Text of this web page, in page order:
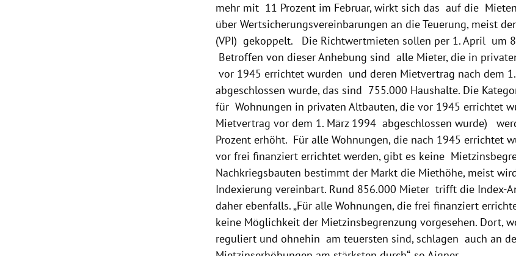
mehr mit 11 Prozent im Februar, wirkt sich das auf die
über Wertsicherungsvereinbarungen an die Teuerung, meist
(VPI) gekoppelt. Die Richtwertmieten sollen per 1. April um
Betroffen von dieser Anhebung sind alle Mieter, die in
vor 1945 errichtet wurden und deren Mietvertrag nach dem
abgeschlossen wurde, das sind 755.000 Haushalte. Die
für Wohnungen in privaten Altbauten, die vor 1945 errichtet
Mietvertrag vor dem 1. März 1994 abgeschlossen wurde)
Prozent erhöht. Für alle Wohnungen, die nach 1945 errichtet
vor frei finanziert errichtet werden, gibt es keine
Nachkriegsbauten bestimmt der Markt die Miethöhe, meist
Indexierung vereinbart. Rund 856.000 Mieter trifft die Index-
daher ebenfalls. „Für alle Wohnungen, die frei finanziert
keine Möglichkeit der Mietzinsbegrenzung vorgesehen. Dort,
reguliert und ohnehin am teuersten sind, schlagen auch an